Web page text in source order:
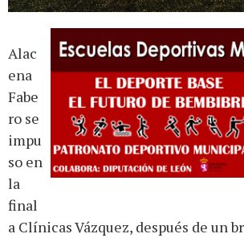
Alac
ena
Fabe
ro se
impu
so en
la
final
a Clínicas Vázquez, después de un